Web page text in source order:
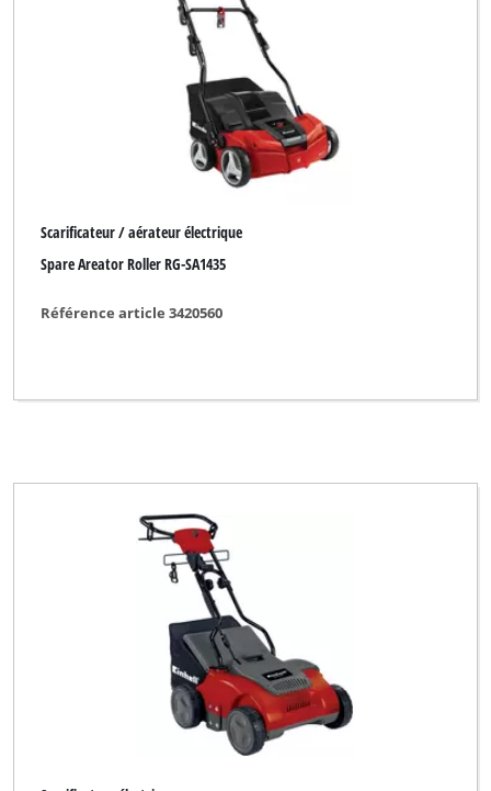
Scarificateur / aérateur électrique
Spare Areator Roller RG-SA1435
Référence article 3420560